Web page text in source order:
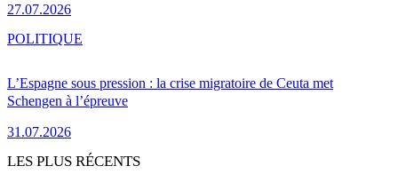
27.07.2026
L’Espagne sous pression : la crise migratoire de Ceuta met
Schengen à l’épreuve
31.07.2026
POLITIQUE
LES PLUS RÉCENTS